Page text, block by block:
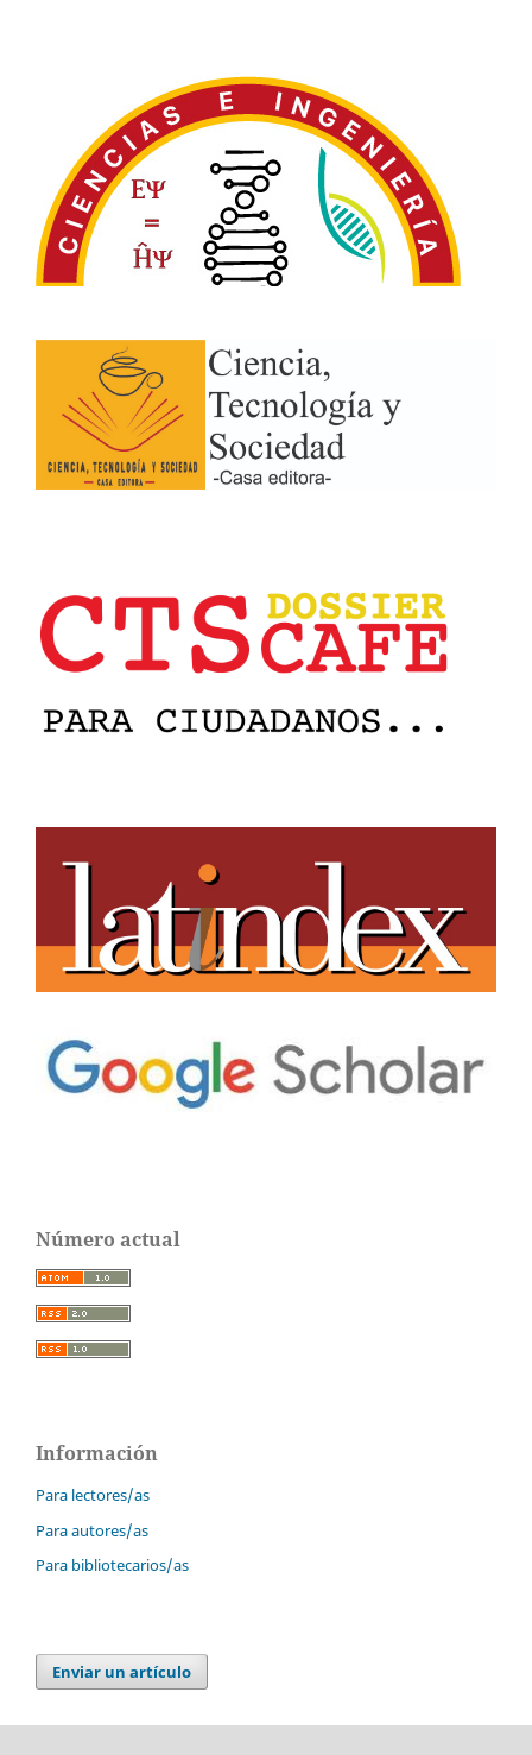
Número actual
Información
Para lectores/as
Para autores/as
Para bibliotecarios/as
Enviar un artículo